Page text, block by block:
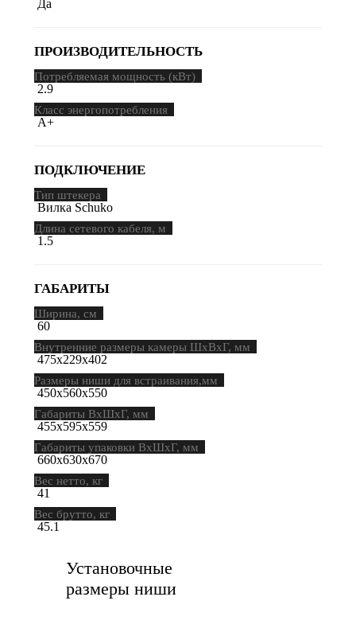
Да
ПРОИЗВОДИТЕЛЬНОСТЬ
Потребляемая мощность (кВт)
2.9
Класс энергопотребления
A+
ПОДКЛЮЧЕНИЕ
Тип штекера
Вилка Schuko
Длина сетевого кабеля, м
1.5
ГАБАРИТЫ
Ширина, см
60
Внутренние размеры камеры ШхВхГ, мм
475х229х402
Размеры ниши для встраивания,мм
450х560х550
Габариты ВхШхГ, мм
455х595х559
Габариты упаковки ВхШхГ, мм
660х630х670
Вес нетто, кг
41
Вес брутто, кг
45.1
Установочные
размеры ниши